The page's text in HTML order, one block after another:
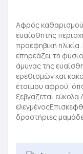
Αφρός καθαρισμού
ευαίσθητης
προεφηβική
επηρεάζει τη
άμυνας της
ερεθισμών και
έτοιμου αφρού,
ξεβγάζεται
δραστήριες